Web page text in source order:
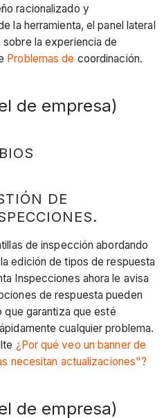
racionalizado y
la herramienta, el panel lateral
la experiencia de
Problemas de coordinación.
de empresa)
DE
de inspección abordando
edición de tipos de respuesta
Inspecciones ahora le avisa
de respuesta pueden
garantiza que esté
cualquier problema.
¿Por qué veo un banner de
necesitan actualizaciones"?
de empresa)